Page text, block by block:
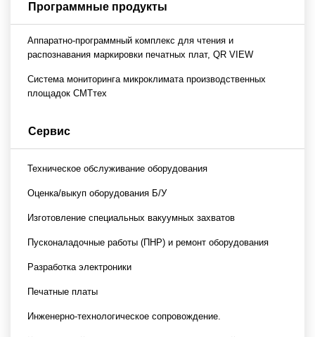
Программные продукты
Аппаратно-программный комплекс для чтения и
распознавания маркировки печатных плат, QR VIEW
Система мониторинга микроклимата производственных
площадок СМТтех
Сервис
Техническое обслуживание оборудования
Оценка/выкуп оборудования Б/У
Изготовление специальных вакуумных захватов
Пусконаладочные работы (ПНР) и ремонт оборудования
Разработка электроники
Печатные платы
Инженерно-технологическое сопровождение.